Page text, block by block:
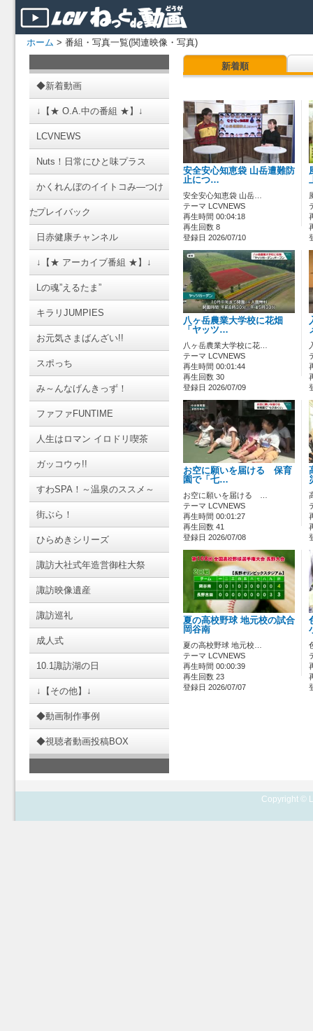
ホーム > 番組・写真一覧(関連映像・写真)
◆新着動画
↓【★ O.A.中の番組 ★】↓
LCVNEWS
Nuts！日常にひと味プラス
かくれんぼのイイトコみ―つけ
たプレイバック
日赤健康チャンネル
↓【★ アーカイブ番組 ★】↓
Lの魂”えるたま”
キラリJUMPIES
お元気さまばんざい!!
スポっち
み～んなげんきっず！
ファファFUNTIME
人生はロマン イロドリ喫茶
ガッコウゥ!!
すわSPA！～温泉のススメ～
街ぶら！
ひらめきシリーズ
諏訪大社式年造営御柱大祭
諏訪映像遺産
諏訪巡礼
成人式
10.1諏訪湖の日
↓【その他】↓
◆動画制作事例
◆視聴者動画投稿BOX
新着順
安全安心知恵袋 山岳遭難防
止につ…
安全安心知恵袋 山岳…
テーマ LCVNEWS
再生時間 00:04:18
再生回数 8
登録日 2026/07/10
八ヶ岳農業大学校に花畑
「ヤッツ…
八ヶ岳農業大学校に花…
テーマ LCVNEWS
再生時間 00:01:44
再生回数 30
登録日 2026/07/09
お空に願いを届ける 保育
園で「七…
お空に願いを届ける …
テーマ LCVNEWS
再生時間 00:01:27
再生回数 41
登録日 2026/07/08
夏の高校野球 地元校の試合
岡谷南
夏の高校野球 地元校…
テーマ LCVNEWS
再生時間 00:00:39
再生回数 23
登録日 2026/07/07
Copyright ©